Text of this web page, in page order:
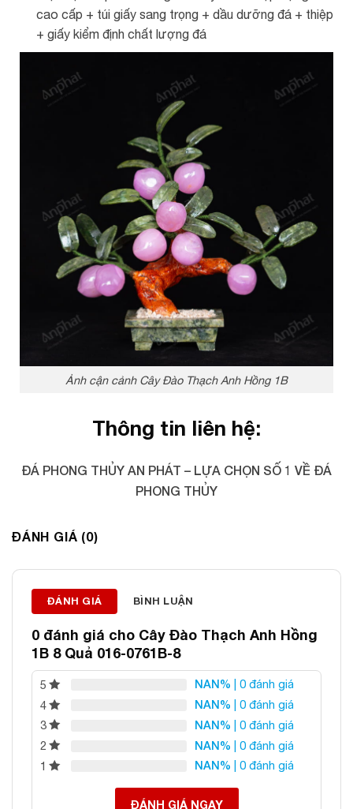
cao cấp + túi giấy sang trọng + dầu dưỡng đá + thiệp
+ giấy kiểm định chất lượng đá
Ảnh cận cảnh Cây Đào Thạch Anh Hồng 1B
Thông tin liên hệ:
ĐÁ PHONG THỦY AN PHÁT – LỰA CHỌN SỐ 1 VỀ ĐÁ
PHONG THỦY
ĐÁNH GIÁ (0)
ĐÁNH GIÁ BÌNH LUẬN
0 đánh giá cho Cây Đào Thạch Anh Hồng
1B 8 Quả 016-0761B-8
5 NAN% | 0 đánh giá
4
NAN% | 0 đánh giá
3
NAN% | 0 đánh giá
2
NAN% | 0 đánh giá
1
NAN% | 0 đánh giá
ĐÁNH GIÁ NGAY